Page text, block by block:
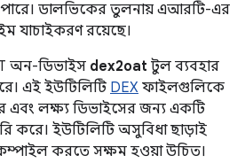
ডালভিকের তুলনায় এআরটি-এর
যাচাইকরণ রয়েছে।
অন-ডিভাইস dex2oat টুল ব্যবহার
এই ইউটিলিটি DEX ফাইলগুলিকে
এবং লক্ষ্য ডিভাইসের জন্য একটি
করে। ইউটিলিটি অসুবিধা ছাড়াই
করতে সক্ষম হওয়া উচিত।